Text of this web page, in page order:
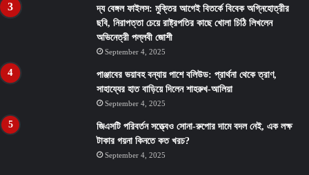
দ্য বেঙ্গল ফাইলস: মুক্তির আগেই বিতর্কে বিবেক অগ্নিহোত্রীর
ছবি, নিরাপত্তা চেয়ে রাষ্ট্রপতির কাছে খোলা চিঠি লিখলেন
অভিনেত্রী পল্লবী জোশী
September 4, 2025
পাঞ্জাবের ভয়াবহ বন্যায় পাশে বলিউড: প্রার্থনা থেকে ত্রাণ,
সাহায্যের হাত বাড়িয়ে দিলেন শাহরুখ-আলিয়া
September 4, 2025
জিএসটি পরিবর্তন সত্ত্বেও সোনা-রুপোর দামে বদল নেই, এক লক্ষ
টাকার গয়না কিনতে কত খরচ?
September 4, 2025